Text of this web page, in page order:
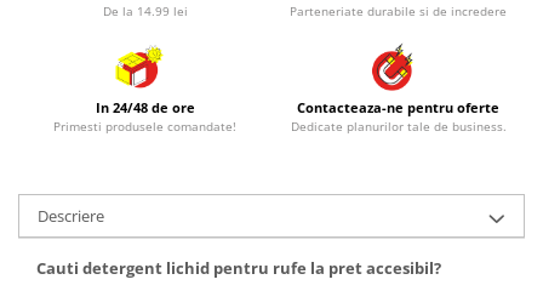
De la 14.99 lei Parteneriate durabile si de incredere
In 24/48 de ore
Primesti produsele comandate!
Contacteaza-ne pentru oferte
Dedicate planurilor tale de business.
Descriere
Cauti detergent lichid pentru rufe la pret accesibil?